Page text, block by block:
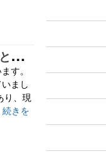
先
細りしていくように見える自治会だけど、やっぱりないと困る？地域のトラブルを自治会役員たちが解決しようとしている話
す。
まし
り、現
続きを